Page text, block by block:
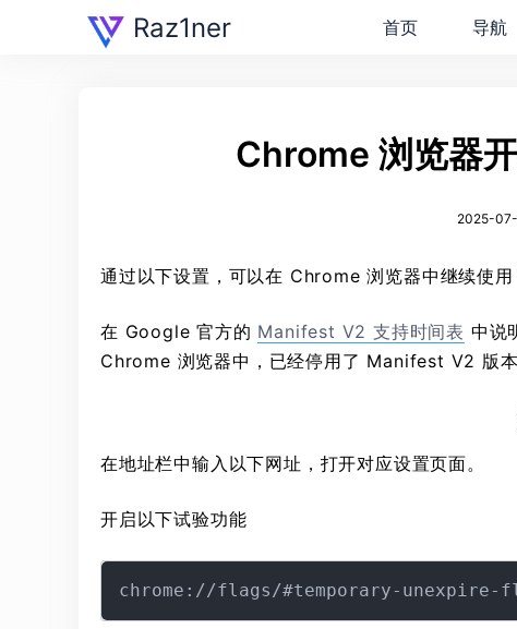
Raz1ner 首页 导航
Chrome 浏览器
2025-07-
通过以下设置，可以在 Chrome 浏览器中继续使用
在 Google 官方的 Manifest V2 支持时间表 中说
Chrome 浏览器中，已经停用了 Manifest V2 版本
在地址栏中输入以下网址，打开对应设置页面。
开启以下试验功能